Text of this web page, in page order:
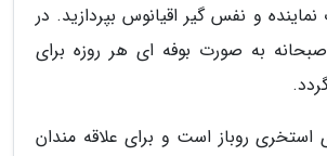
و نفس گیر اقیانوس بپردازید. در
صبحانه به صورت بوفه ای هر روزه برای
استخری روباز است و برای علاقه مندان